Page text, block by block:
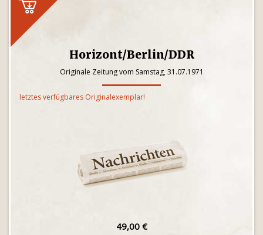
Horizont/Berlin/DDR
Originale Zeitung vom Samstag, 31.07.1971
letztes verfügbares Originalexemplar!
49,00 €